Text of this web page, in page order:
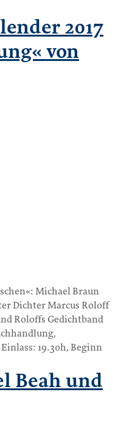
2017
von
Michael Braun
Dichter Marcus Roloff
Roloffs Gedichtband
19.30h, Beginn
Beah und